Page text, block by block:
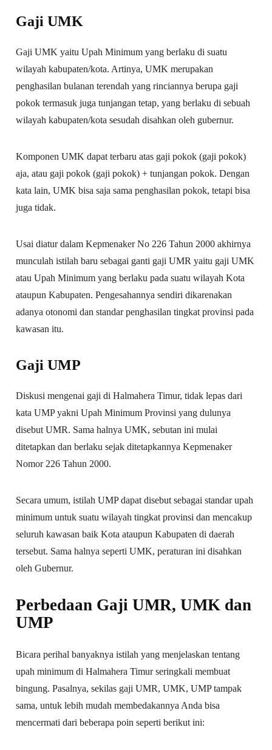
Gaji UMK
Gaji UMK yaitu Upah Minimum yang berlaku di suatu
wilayah kabupaten/kota. Artinya, UMK merupakan
penghasilan bulanan terendah yang rinciannya berupa gaji
pokok termasuk juga tunjangan tetap, yang berlaku di sebuah
wilayah kabupaten/kota sesudah disahkan oleh gubernur.
Komponen UMK dapat terbaru atas gaji pokok (gaji pokok)
aja, atau gaji pokok (gaji pokok) + tunjangan pokok. Dengan
kata lain, UMK bisa saja sama penghasilan pokok, tetapi bisa
juga tidak.
Usai diatur dalam Kepmenaker No 226 Tahun 2000 akhirnya
munculah istilah baru sebagai ganti gaji UMR yaitu gaji UMK
atau Upah Minimum yang berlaku pada suatu wilayah Kota
ataupun Kabupaten. Pengesahannya sendiri dikarenakan
adanya otonomi dan standar penghasilan tingkat provinsi pada
kawasan itu.
Gaji UMP
Diskusi mengenai gaji di Halmahera Timur, tidak lepas dari
kata UMP yakni Upah Minimum Provinsi yang dulunya
disebut UMR. Sama halnya UMK, sebutan ini mulai
ditetapkan dan berlaku sejak ditetapkannya Kepmenaker
Nomor 226 Tahun 2000.
Secara umum, istilah UMP dapat disebut sebagai standar upah
minimum untuk suatu wilayah tingkat provinsi dan mencakup
seluruh kawasan baik Kota ataupun Kabupaten di daerah
tersebut. Sama halnya seperti UMK, peraturan ini disahkan
oleh Gubernur.
Perbedaan Gaji UMR, UMK dan
UMP
Bicara perihal banyaknya istilah yang menjelaskan tentang
upah minimum di Halmahera Timur seringkali membuat
bingung. Pasalnya, sekilas gaji UMR, UMK, UMP tampak
sama, untuk lebih mudah membedakannya Anda bisa
mencermati dari beberapa poin seperti berikut ini: